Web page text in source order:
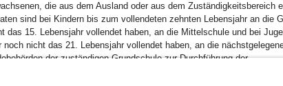
die aus dem Ausland oder aus dem Zuständigkeitsbereich
sind bei Kindern bis zum vollendeten zehnten Lebensjahr an die
das 15. Lebensjahr vollendet haben, an die Mittelschule und bei
nicht das 21. Lebensjahr vollendet haben, an die
der zuständigen Grundschule zur Durchführung der